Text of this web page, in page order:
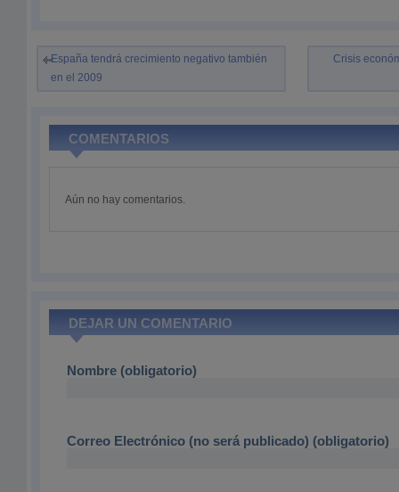
España tendrá crecimiento negativo también
en el 2009
Crisis
COMENTARIOS
Aún no hay comentarios.
DEJAR UN COMENTARIO
Nombre (obligatorio)
Correo Electrónico (no será publicado) (obligatorio)